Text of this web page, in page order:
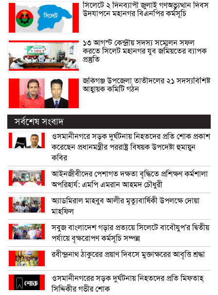
সিলেটে ২ দিনব্যাপী জুলাই গণঅভ্যুত্থান দিবস
উদযাপনে মহানগর বিএনপির কর্মসূচি
১৩ আগস্ট কেন্দ্রীয় সদস্য সম্মেলন সফল
করতে সিলেট মহানগর যুব জমিয়তের ব্যাপক
প্রস্তুতি
জকিগঞ্জ উপজেলা তাতীদলের ২১ সদস্যবিশিষ্ট
আহ্বায়ক কমিটি গঠন
সর্বশেষ সংবাদ
ওসমানীনগরে সড়ক দুর্ঘটনায় নিহতদের প্রতি শোক প্রকাশ
করেছেন প্রধানমন্ত্রীর পররাষ্ট্র বিষয়ক উপদেষ্টা হুমায়ুন
কবির
আইনজীবীদের পেশাগত দক্ষতা বৃদ্ধিতে প্রশিক্ষণ কর্মশালা
অপরিহার্য: এমপি এমরান আহমদ চৌধুরী
অ্যাডমিরাল মাহবুব আলীর মৃত্যুবার্ষিকী উপলক্ষে দোয়া
মাহফিল
সবুজ বাংলাদেশ গড়ার প্রত্যয়ে সিলেটে বাবৌযুপ’র দ্বিতীয়
পর্যায়ে বৃক্ষরোপণ কর্মসূচি সম্পন্ন
রবীন্দ্রনাথ ঠাকুরের প্রয়াণ দিবসে মুক্তাক্ষরের আবৃত্তি শ্রদ্ধা
ওসমানীনগরের সড়ক দুর্ঘটনায় নিহতদের প্রতি মিফতাহ্
সিদ্দিকীর গভীর শোক